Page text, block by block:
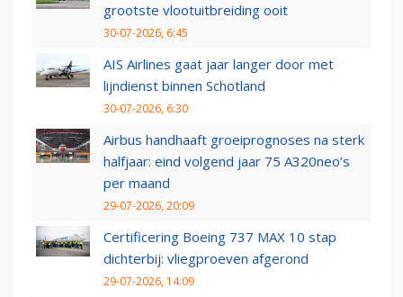
grootste vlootuitbreiding ooit
30-07-2026, 6:45
AIS Airlines gaat jaar langer door met
lijndienst binnen Schotland
30-07-2026, 6:30
Airbus handhaaft groeiprognoses na sterk
halfjaar: eind volgend jaar 75 A320neo’s
per maand
29-07-2026, 20:09
Certificering Boeing 737 MAX 10 stap
dichterbij: vliegproeven afgerond
29-07-2026, 14:09